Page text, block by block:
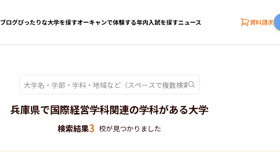
ブログぴったりな大学を探すオーキャンで体験する年内入試を探すニュース 資料請求
兵庫県で国際経営学科関連の学科がある大学
検索結果3 校が見つかりました